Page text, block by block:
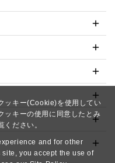
ッキー(Cookie)を使用してい
ッキーの使用に同意したとみ
ください。
and for other
you accept the use of